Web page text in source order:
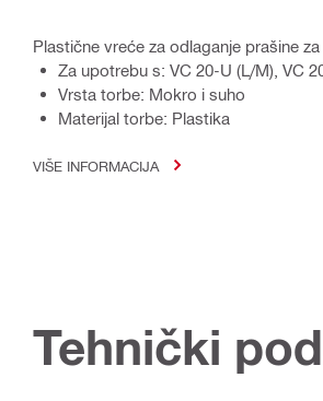
Plastične vreće za odlaganje prašine
Za upotrebu s: VC 20-U (L/M), VC
Vrsta torbe: Mokro i suho
Materijal torbe: Plastika
VIŠE INFORMACIJA
Tehnički